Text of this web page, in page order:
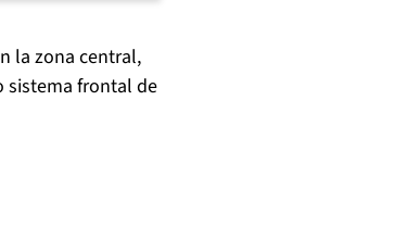
la zona central,
sistema frontal de